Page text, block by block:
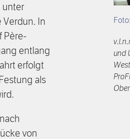
unter
Verdun. In
Père-
entlang
erfolgt
als
von
und